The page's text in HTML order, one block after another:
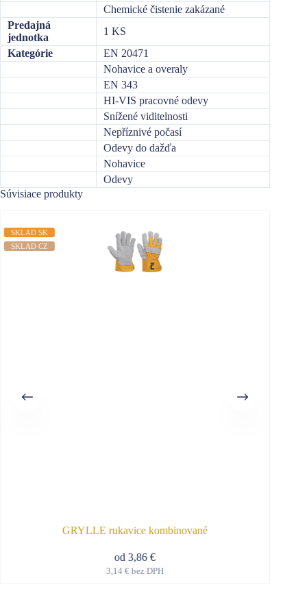
Chemické čistenie zakázané
Predajná
jednotka
1 KS
Kategórie
EN 20471
Nohavice a overaly
EN 343
HI-VIS pracovné odevy
Snížené viditelnosti
Nepříznivé počasí
Odevy do dažďa
Nohavice
Odevy
Súvisiace produkty
SKLAD SK
SKLAD CZ
GRYLLE rukavice kombinované
od3,86€
3,14€ bez DPH